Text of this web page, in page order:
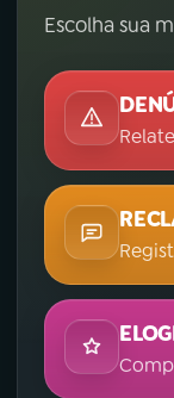
Escolha sua